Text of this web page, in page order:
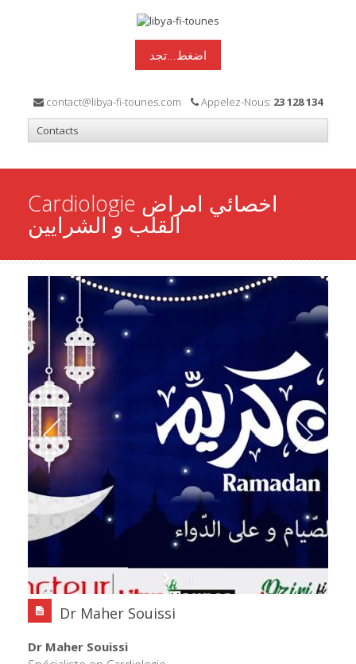
اضغط...تجد
contact@libya-fi-tounes.com Appelez-Nous: 23 128 134
Cardiologie اخصائي امراض
القلب و الشرايين
Dr Maher Souissi
Dr Maher Souissi